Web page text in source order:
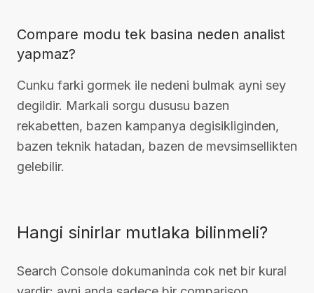
Compare modu tek basina neden analist
yapmaz?
Cunku farki gormek ile nedeni bulmak ayni sey
degildir. Markali sorgu dususu bazen
rekabetten, bazen kampanya degisikliginden,
bazen teknik hatadan, bazen de mevsimsellikten
gelebilir.
Hangi sinirlar mutlaka bilinmeli?
Search Console dokumaninda cok net bir kural